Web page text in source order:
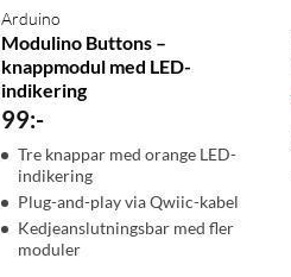
Arduino
Modulino Buttons –
knappmodul med LED-
indikering
99:-
Tre knappar med orange LED-
indikering
Plug-and-play via Qwiic-kabel
Kedjeanslutningsbar med fler
moduler